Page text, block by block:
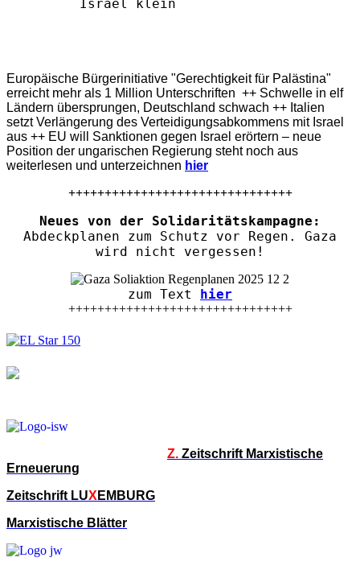
Europäische Bürgerinitiative "Gerechtigkeit für Palästina"
erreicht mehr als 1 Million Unterschriften ++ Schwelle in elf
Ländern übersprungen, Deutschland schwach ++ Italien
setzt Verlängerung des Verteidigungsabkommens mit Israel
aus ++ EU will Sanktionen gegen Israel erörtern – neue
Position der ungarischen Regierung steht noch aus
weiterlesen und unterzeichnen hier
+++++++++++++++++++++++++++++++
Neues von der Solidaritätskampagne:
Abdeckplanen zum Schutz vor Regen. Gaza
wird nicht vergessen!
zum Text hier
+++++++++++++++++++++++++++++++
Z. Zeitschrift Marxistische
Erneuerung
Zeitschrift LUX EMBURG
Marxistische Blätter